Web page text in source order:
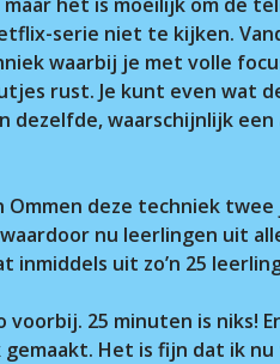
en druk op enter.
serie niet te kijken.
waarbij je met volle
rust. Je kunt even wat
dezelfde, waarschijnlijk
Ommen deze techniek
nu leerlingen uit
inmiddels uit zo’n 25
voorbij. 25 minuten is niks!
Het is fijn dat ik